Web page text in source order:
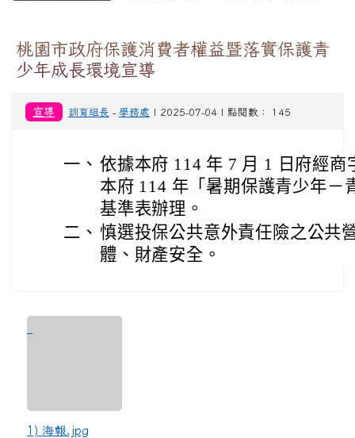
桃園市政府保護消費者權益暨落實保護青
少年成長環境宣導
宣導 訓育組長 - 學務處 | 2025-07-04 | 點閱數： 145
一、 依據本府 114 年 7 月 1 日府經商
本府 114 年「暑期保護青少年－
基準表辦理。
二、 慎選投保公共意外責任險之公共
體、財產安全。
1) 海報.jpg